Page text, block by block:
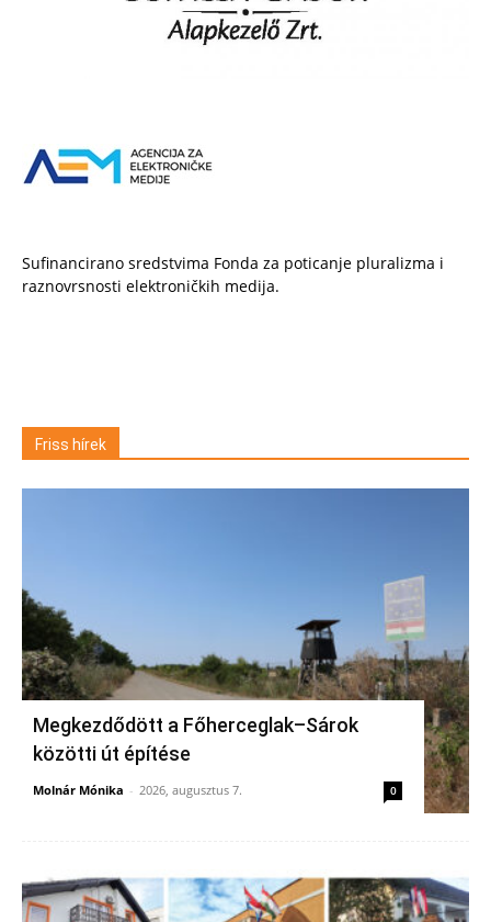
Sufinancirano sredstvima Fonda za poticanje pluralizma i
raznovrsnosti elektroničkih medija.
Friss hírek
Megkezdődött a Főherceglak–Sárok
közötti út építése
Molnár Mónika - 2026, augusztus 7. 0